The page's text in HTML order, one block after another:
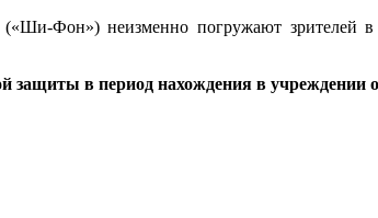
(«Ши-Фон») неизменно погружают зрителей
защиты в период нахождения в учреждении